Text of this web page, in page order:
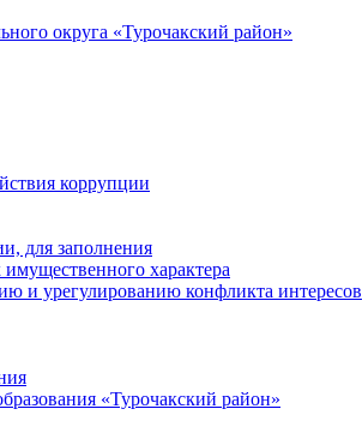
округа «Турочакский район»
коррупции
для заполнения
характера
и урегулированию конфликта интересов
«Турочакский район»